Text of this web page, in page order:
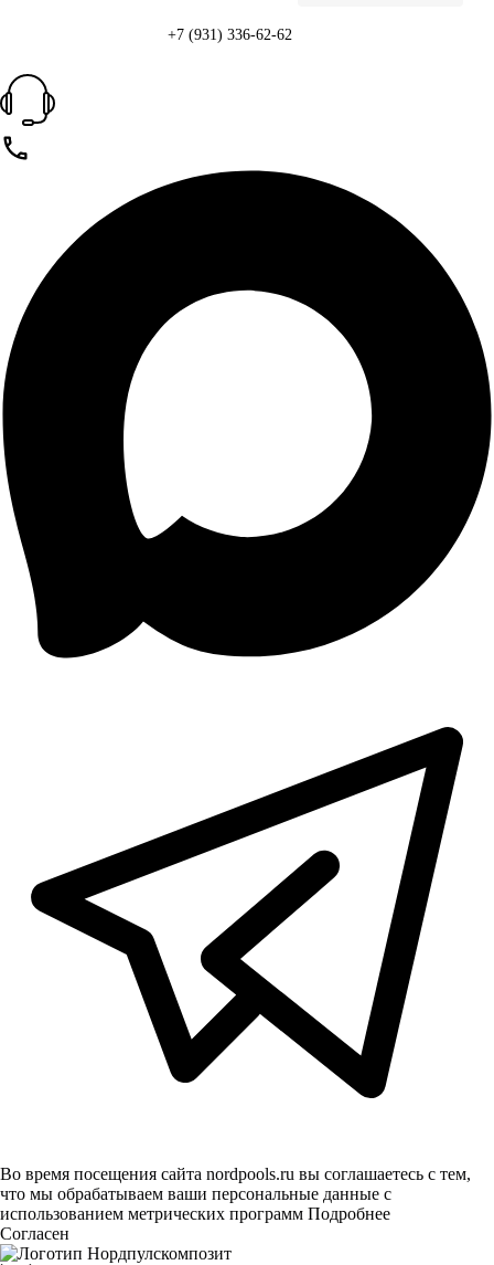
+7 (931) 336-62-62
Во время посещения сайта nordpools.ru вы соглашаетесь с тем,
что мы обрабатываем ваши персональные данные с
использованием метрических программ Подробнее
Согласен